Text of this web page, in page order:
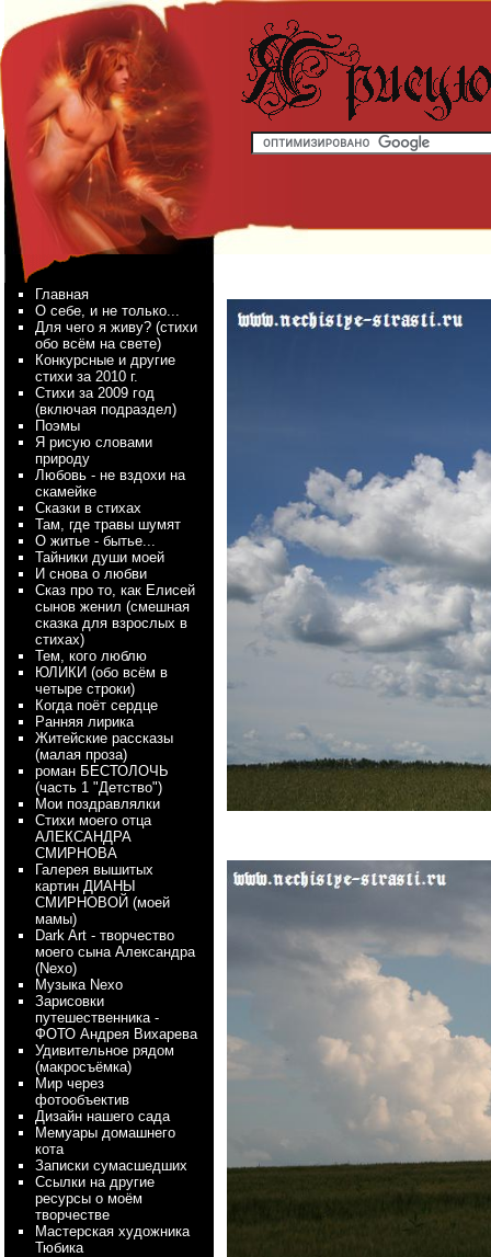
Главная
О себе, и не только...
Для чего я живу? (стихи
обо всём на свете)
Конкурсные и другие
стихи за 2010 г.
Стихи за 2009 год
(включая подраздел)
Поэмы
Я рисую словами
природу
Любовь - не вздохи на
скамейке
Сказки в стихах
Там, где травы шумят
О житье - бытье...
Тайники души моей
И снова о любви
Сказ про то, как Елисей
сынов женил (смешная
сказка для взрослых в
стихах)
Тем, кого люблю
ЮЛИКИ (обо всём в
четыре строки)
Когда поёт сердце
Ранняя лирика
Житейские рассказы
(малая проза)
роман БЕСТОЛОЧЬ
(часть 1 "Детство")
Мои поздравлялки
Стихи моего отца
АЛЕКСАНДРА
СМИРНОВА
Галерея вышитых
картин ДИАНЫ
СМИРНОВОЙ (моей
мамы)
Dark Art - творчество
моего сына Александра
(Nexo)
Myзыка Nexo
Зарисовки
путешественника -
ФОТО Андрея Вихарева
Удивительное рядом
(макросъёмка)
Мир через
фотообъектив
Дизайн нашего сада
Мемуары домашнего
кота
Записки сумасшедших
Ссылки на другие
ресурсы о моём
творчестве
Мастерская художника
Тюбика